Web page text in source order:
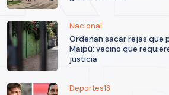
Nacional
Ordenan sacar rejas que
Maipú: vecino que
justicia
Deportes13